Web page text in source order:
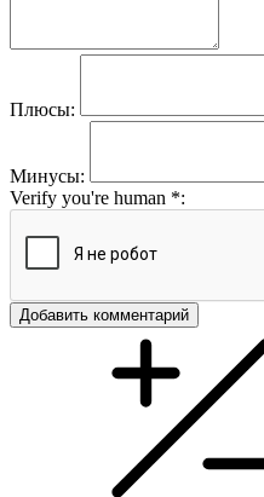
Плюсы:
Минусы:
Verify you're human *:
Добавить комментарий